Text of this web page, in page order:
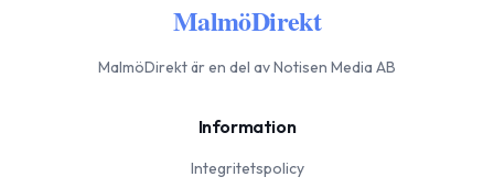
MalmöDirekt
MalmöDirektär en del av Notisen Media AB
Information
Integritetspolicy